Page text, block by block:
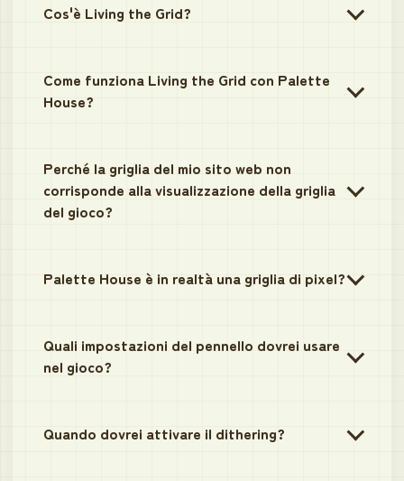
Cos'è Living the Grid?
Come funziona Living the Grid con Palette
House?
Perché la griglia del mio sito web non
corrisponde alla visualizzazione della griglia
del gioco?
Palette House è in realtà una griglia di pixel?
Quali impostazioni del pennello dovrei usare
nel gioco?
Quando dovrei attivare il dithering?